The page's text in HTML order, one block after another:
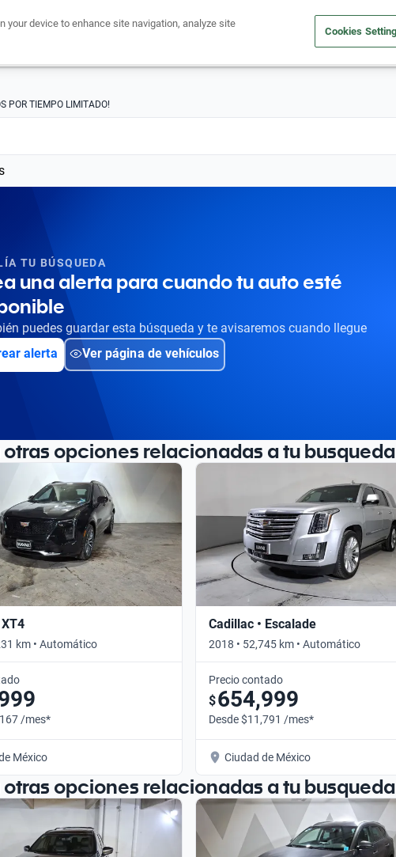
Compra un auto Vende tu auto Cuida tu
POR TIEMPO LIMITADO!
TU BÚSQUEDA
una alerta para cuando tu auto esté
puedes guardar esta búsqueda y te avisaremos cuando llegue
alerta
Ver página de vehículos
otras opciones relacionadas a tu
km • Automático
/mes*
México
Cadillac • Escalade
2018 • 52,745 km • Automático
Precio contado
$654,999
Desde $11,791 /mes*
Ciudad de México
otras opciones relacionadas a tu
your device to enhance site navigation, analyze site
Cookies